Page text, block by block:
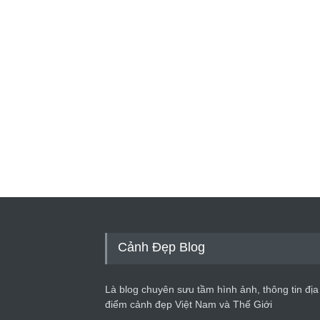
Cảnh Đẹp Blog
Là blog chuyên sưu tầm hình ảnh, thông tin địa
điểm cảnh đẹp Việt Nam và Thế Giới